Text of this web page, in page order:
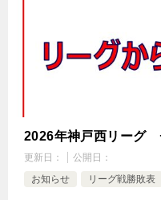
2026年神戸西リーグ
更新日：
公開日：
お知らせ
リーグ戦勝敗表